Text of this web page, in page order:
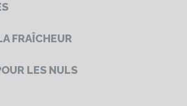
FRAÎCHEUR
LES NULS